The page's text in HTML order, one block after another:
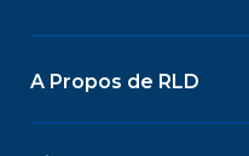
A Propos de RLD